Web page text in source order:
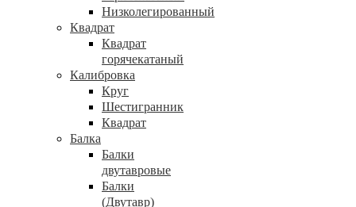
Низколегированный
Квадрат
Квадрат
горячекатаный
Калибровка
Круг
Шестигранник
Квадрат
Балка
Балки
двутавровые
Балки
(Двутавр)